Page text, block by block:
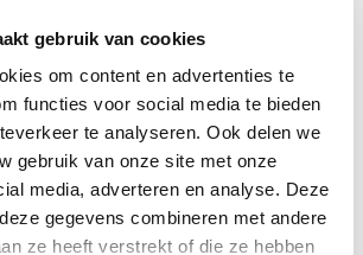
gebruik van cookies
om content en advertenties te
functies voor social media te bieden
te analyseren. Ook delen we
gebruik van onze site met onze
media, adverteren en analyse. Deze
gegevens combineren met andere
ze heeft verstrekt of die ze hebben
Maandelijks Doneer nu